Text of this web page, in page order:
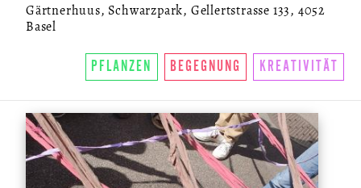
Gärtnerhuus, Schwarzpark, Gellertstrasse 133, 4052
Basel
PFLANZEN BEGEGNUNG KREATIVITÄT